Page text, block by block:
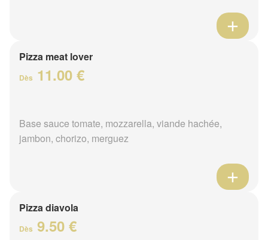
Pizza meat lover
Dès 11.00 €
Base sauce tomate, mozzarella, viande hachée,
jambon, chorizo, merguez
Pizza diavola
Dès 9.50 €